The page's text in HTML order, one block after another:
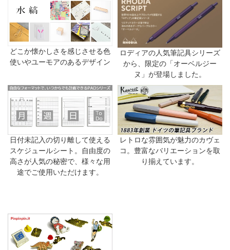
どこか懐かしさを感じさせる色
使いやユーモアのあるデザイン
ロディアの人気筆記具シリーズ
から、限定の「オーベルジー
ヌ」が登場しました。
日付未記入の切り離して使える
スケジュールシート。自由度の
高さが人気の秘密で、様々な用
途でご使用いただけます。
レトロな雰囲気が魅力のカヴェ
コ。豊富なバリエーションを取
り揃えています。